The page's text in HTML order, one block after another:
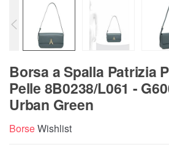
Borsa a Spalla Patrizia
Pelle 8B0238/L061 -
Urban Green
BorseWishlist